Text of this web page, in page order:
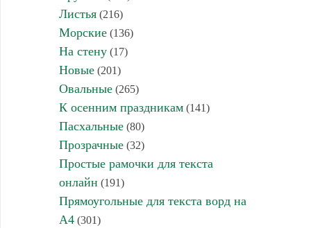
Листья(216)
Морские(136)
На стену(17)
Новые(201)
Овальные(265)
К осенним праздникам(141)
Пасхальные(80)
Прозрачные(32)
Простые рамочки для текста
онлайн (191)
Прямоугольные для текста ворд на
А4(301)